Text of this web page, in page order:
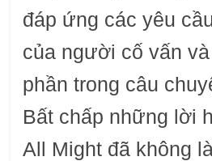
đáp ứng các yêu
của người cố vấn
phần trong câu
Bất chấp những lời
All Might đã không